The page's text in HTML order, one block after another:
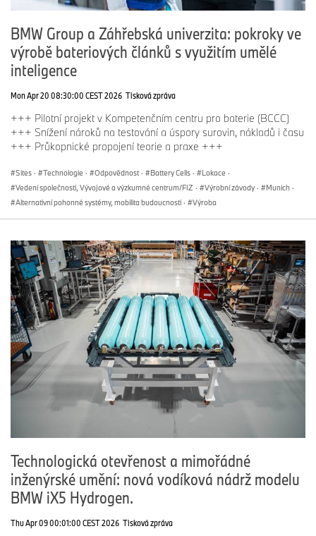
BMW Group a Záhřebská univerzita: pokroky ve
výrobě bateriových článků s využitím umělé
inteligence
Mon Apr 20 08:30:00 CEST 2026 Tisková zpráva
+++ Pilotní projekt v Kompetenčním centru pro baterie (BCCC)
+++ Snížení nároků na testování a úspory surovin, nákladů i času
+++ Průkopnické propojení teorie a praxe +++
Sites · Technologie · Odpovědnost · Battery Cells · Lokace ·
Vedení společnosti, Vývojové a výzkumné centrum/FIZ · Výrobní závody · Munich ·
Alternativní pohonné systémy, mobilita budoucnosti · Výroba
Technologická otevřenost a mimořádné
inženýrské umění: nová vodíková nádrž modelu
BMW iX5 Hydrogen.
Thu Apr 09 00:01:00 CEST 2026 Tisková zpráva